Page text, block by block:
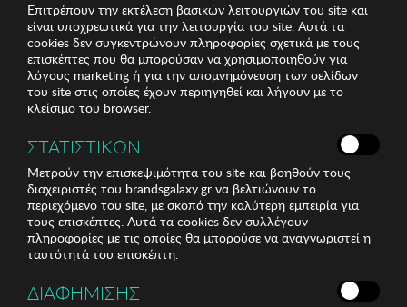
Επιτρέπουν την εκτέλεση βασικών λειτουργιών του site και
είναι υποχρεωτικά για την λειτουργία του site. Αυτά τα
cookies δεν συγκεντρώνουν πληροφορίες σχετικά με τους
επισκέπτες που θα μπορούσαν να χρησιμοποιηθούν για
λόγους marketing ή για την απομνημόνευση των σελίδων
του site στις οποίες έχουν περιηγηθεί και λήγουν με το
κλείσιμο του browser.
ΣΤΑΤΙΣΤΙΚΩΝ
Μετρούν την επισκεψιμότητα του site και βοηθούν τους
διαχειριστές του brandsgalaxy.gr να βελτιώνουν το
περιεχόμενο του site, με σκοπό την καλύτερη εμπειρία για
τους επισκέπτες. Αυτά τα cookies δεν συλλέγουν
πληροφορίες με τις οποίες θα μπορούσε να αναγνωριστεί η
ταυτότητά του επισκέπτη.
ΔΙΑΦΗΜΙΣΗΣ